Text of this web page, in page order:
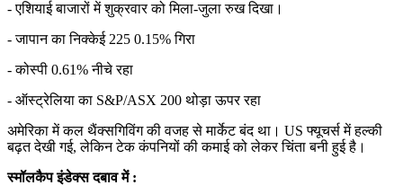
- एशियाई बाजारों में शुक्रवार को मिला-जुला रुख दिखा।
- जापान का निक्केई 225 0.15% गिरा
- कोस्पी 0.61% नीचे रहा
- ऑस्ट्रेलिया का S&P/ASX 200 थोड़ा ऊपर रहा
अमेरिका में कल थैंक्सगिविंग की वजह से मार्केट बंद था। US फ्यूचर्स में हल्की
बढ़त देखी गई, लेकिन टेक कंपनियों की कमाई को लेकर चिंता बनी हुई है।
स्मॉलकैप इंडेक्स दबाव में :